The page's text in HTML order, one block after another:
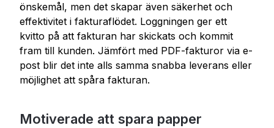
önskemål, men det skapar även säkerhet och
effektivitet i fakturaflödet. Loggningen ger ett
kvitto på att fakturan har skickats och kommit
fram till kunden. Jämfört med PDF-fakturor via e-
post blir det inte alls samma snabba leverans eller
möjlighet att spåra fakturan.
Motiverade att spara papper